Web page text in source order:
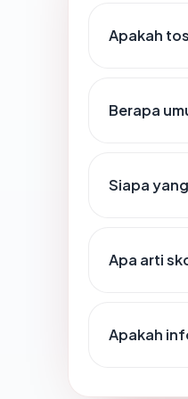
Apakah
Berapa
Siapa
Apa arti
Apakah